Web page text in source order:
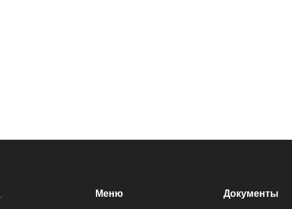
Меню Документы